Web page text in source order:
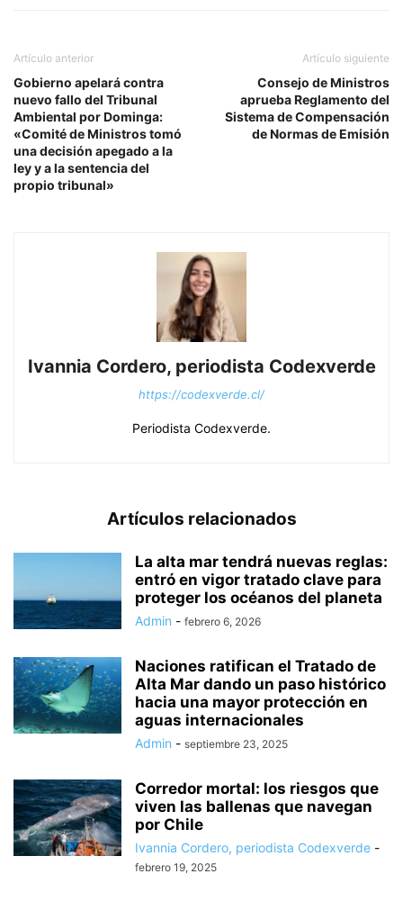
Artículo anterior
Gobierno apelará contra
nuevo fallo del Tribunal
Ambiental por Dominga:
«Comité de Ministros tomó
una decisión apegado a la
ley y a la sentencia del
propio tribunal»
Artículo siguiente
Consejo de Ministros
aprueba Reglamento del
Sistema de Compensación
de Normas de Emisión
Ivannia Cordero, periodista Codexverde
https://codexverde.cl/
Periodista Codexverde.
Artículos relacionados
La alta mar tendrá nuevas reglas:
entró en vigor tratado clave para
proteger los océanos del planeta
Admin - febrero 6, 2026
Naciones ratifican el Tratado de
Alta Mar dando un paso histórico
hacia una mayor protección en
aguas internacionales
Admin - septiembre 23, 2025
Corredor mortal: los riesgos que
viven las ballenas que navegan
por Chile
Ivannia Cordero, periodista Codexverde -
febrero 19, 2025